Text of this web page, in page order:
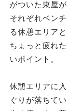
がついた東屋
それぞれベン
る休憩エリア
ちょっと疲れ
いポイント。
休憩エリアに
ぐりが落ちてい